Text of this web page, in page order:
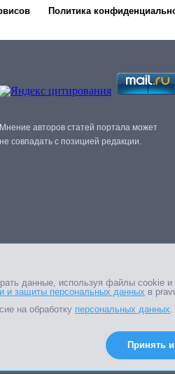
Политика
Мнение авторов статей портала может
не совпадать с позицией редакции.
данные, используя файлы cookie и
и защиты персональных данных в
на обработку персональных данных.
Принять